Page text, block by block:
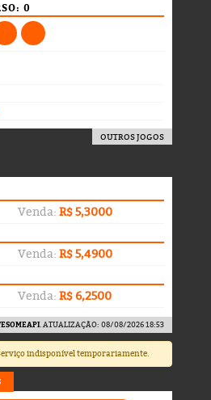
0
OUTROS JOGOS
Venda: R$ 5,3000
Venda: R$ 5,4900
Venda: R$ 6,2500
. ATUALIZAÇÃO: 08/08/2026 18:53
indisponível temporariamente.